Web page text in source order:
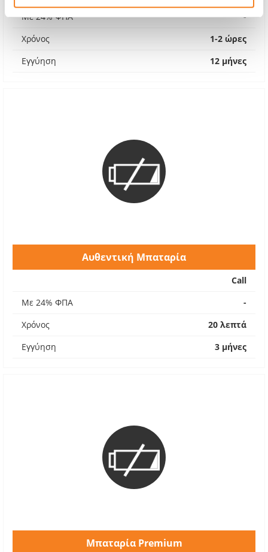
Με 24% ΦΠΑ
-
Χρόνος
1-2 ώρες
Εγγύηση
12 μήνες
Αυθεντική Μπαταρία
Call
Με 24% ΦΠΑ
-
Χρόνος
20 λεπτά
Εγγύηση
3 μήνες
Μπαταρία Premium